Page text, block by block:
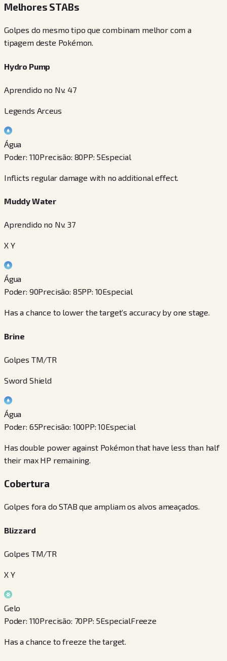
Melhores STABs
Golpes do mesmo tipo que combinam melhor com a
tipagem deste Pokémon.
Hydro Pump
Aprendido no Nv. 47
Legends Arceus
Água
Poder: 110Precisão: 80PP: 5Especial
Inflicts regular damage with no additional effect.
Muddy Water
Aprendido no Nv. 37
X Y
Água
Poder: 90Precisão: 85PP: 10Especial
Has a chance to lower the target’s accuracy by one stage.
Brine
Golpes TM/TR
Sword Shield
Água
Poder: 65Precisão: 100PP:10Especial
Has double power against Pokémon that have less than half
their max HP remaining.
Cobertura
Golpes fora do STAB que ampliam os alvos ameaçados.
Blizzard
Golpes TM/TR
X Y
Gelo
Poder: 110Precisão: 70PP: 5EspecialFreeze
Has a chance to freeze the target.